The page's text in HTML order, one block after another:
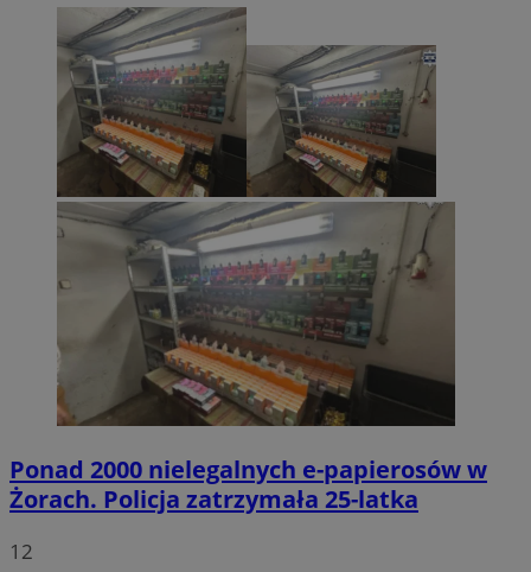
Ponad 2000 nielegalnych e-papierosów w
Żorach. Policja zatrzymała 25-latka
12